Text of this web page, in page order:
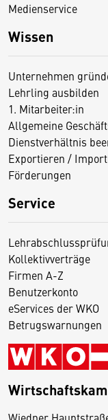
Medienservice
Wissen
Unternehmen
Lehrling ausbilden
1. Mitarbeiter:in
Allgemeine
Dienstverhältnis
Exportieren /
Förderungen
Service
Kollektivverträge
Firmen A-Z
Benutzerkonto
eServices der WKO
Betrugswarnungen